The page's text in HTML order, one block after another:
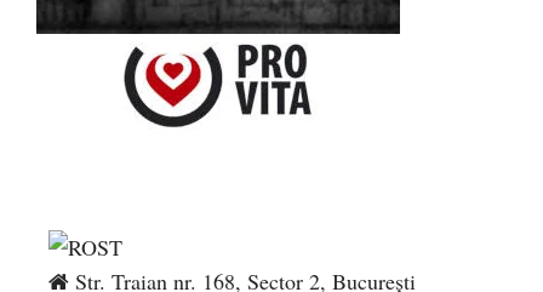
Str. Traian nr. 168, Sector 2, București